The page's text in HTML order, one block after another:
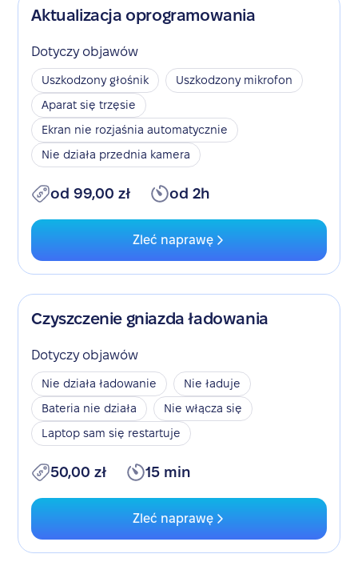
Aktualizacja oprogramowania
Dotyczy objawów
Uszkodzony głośnik
Uszkodzony mikrofon
Aparat się trzęsie
Ekran nie rozjaśnia automatycznie
Nie działa przednia kamera
od 99,00 zł od 2h
Zleć naprawę
Czyszczenie gniazda ładowania
Dotyczy objawów
Nie działa ładowanie
Nie ładuje
Bateria nie działa
Nie włącza się
Laptop sam się restartuje
50,00 zł 15 min
Zleć naprawę